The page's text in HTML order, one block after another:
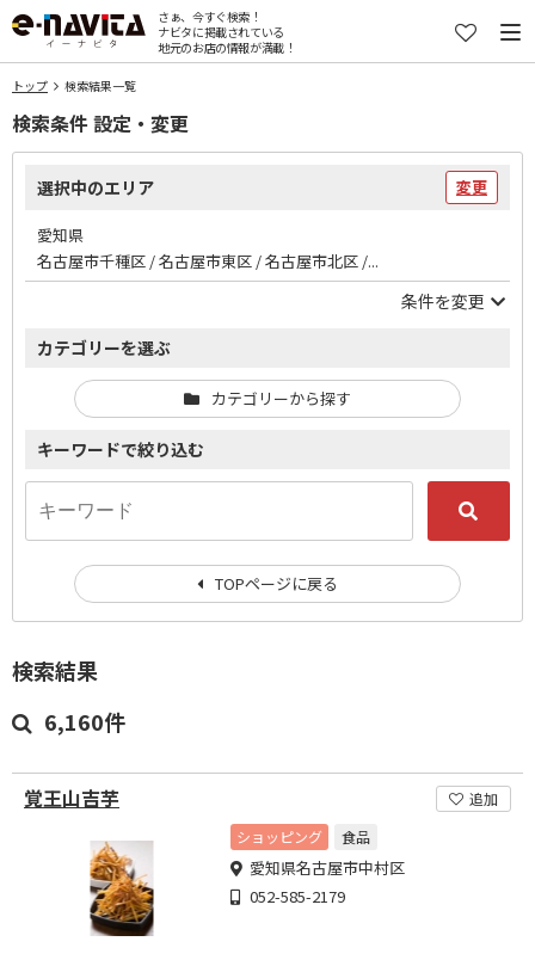
さぁ、今すぐ検索！
ナビタに掲載されている
地元のお店の情報が満載！
トップ 検索結果一覧
検索結果
6,160件
覚王山吉芋
追加
ショッピング
食品
愛知県名古屋市中村区
052-585-2179
検索条件 設定・変更
選択中のエリア 変更
愛知県
名古屋市千種区 / 名古屋市東区 / 名古屋市北区 /...
条件を変更
カテゴリーを選ぶ
カテゴリーから探す
キーワードで絞り込む
TOPページに戻る